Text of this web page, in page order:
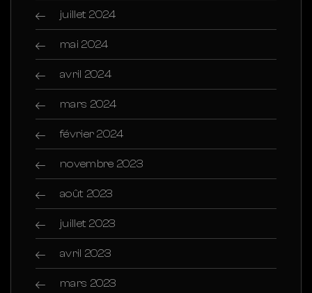
juillet 2024
mai 2024
avril 2024
mars 2024
février 2024
novembre 2023
août 2023
juillet 2023
avril 2023
mars 2023